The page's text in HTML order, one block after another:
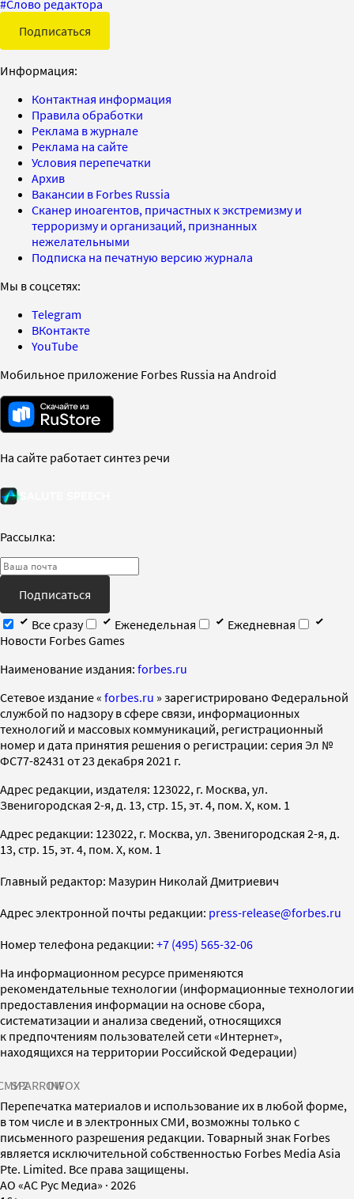
#Слово редактора
Подписаться
Информация:
Контактная информация
Правила обработки
Реклама в журнале
Реклама на сайте
Условия перепечатки
Архив
Вакансии в Forbes Russia
Сканер иноагентов, причастных к экстремизму и
терроризму и организаций, признанных
нежелательными
Подписка на печатную версию журнала
Мы в соцсетях:
Telegram
ВКонтакте
YouTube
Мобильное приложение Forbes Russia на Android
На сайте работает синтез речи
Рассылка:
Подписаться
Все сразу
Еженедельная
Ежедневная
Новости Forbes Games
Наименование издания: forbes.ru
Cетевое издание « forbes.ru » зарегистрировано Федеральной
службой по надзору в сфере связи, информационных
технологий и массовых коммуникаций, регистрационный
номер и дата принятия решения о регистрации: серия Эл №
ФС77-82431 от 23 декабря 2021 г.
Адрес редакции, издателя: 123022, г. Москва, ул.
Звенигородская 2-я, д. 13, стр. 15, эт. 4, пом. X, ком. 1
Адрес редакции: 123022, г. Москва, ул. Звенигородская 2-я, д.
13, стр. 15, эт. 4, пом. X, ком. 1
Главный редактор: Мазурин Николай Дмитриевич
Адрес электронной почты редакции: press-release@forbes.ru
Номер телефона редакции: +7 (495) 565-32-06
На информационном ресурсе применяются
рекомендательные технологии (информационные технологии
предоставления информации на основе сбора,
систематизации и анализа сведений, относящихся
к предпочтениям пользователей сети «Интернет»,
находящихся на территории Российской Федерации)
SPARROWINFOX
Перепечатка материалов и использование их в любой форме,
в том числе и в электронных СМИ, возможны только с
письменного разрешения редакции. Товарный знак Forbes
является исключительной собственностью Forbes Media Asia
Pte. Limited. Все права защищены.
AO «АС Рус Медиа» · 2026